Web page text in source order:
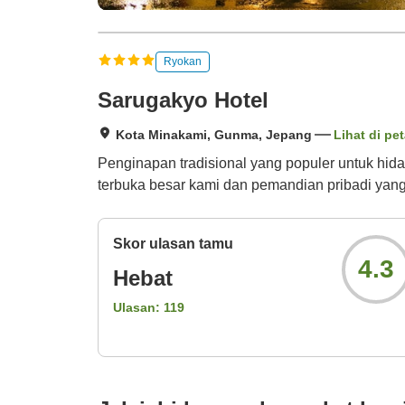
Ryokan
Sarugakyo Hotel
Kota Minakami, Gunma, Jepang Lihat di
Penginapan tradisional yang populer untuk
terbuka besar kami dan pemandian pribadi
Skor ulasan tamu
Hebat
Ulasan: 119
4.3